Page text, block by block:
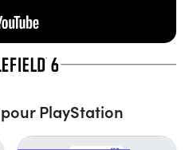
PlayStation